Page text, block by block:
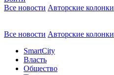
Все новости Авторские колонки
Все новости Авторские колонки
SmartCity
Власть
Общество